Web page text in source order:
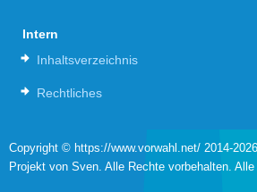
Intern
Inhaltsverzeichnis
Rechtliches
Copyright © https://www.vorwahl.net/ 2014-
Projekt von Sven. Alle Rechte vorbehalten. Alle